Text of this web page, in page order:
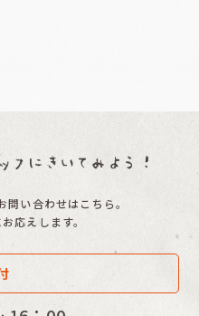
い合わせはこちら。
応えします。